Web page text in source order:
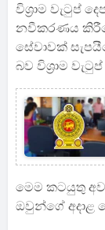
විශ්‍රාම වැටුප්
නවීකරණය
සේවාවක්
බව විශ්‍රාම
මෙම කටයුතු
ඔවුන්ගේ අදාළ